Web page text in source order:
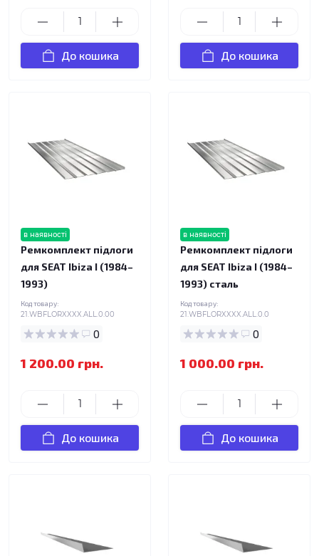
До кошика До кошика
в наявності
Ремкомплект підлоги
для SEAT Ibiza I (1984–
1993)
Код товару:
21.WBFLORXXXX.ALL.0.00
0
1 200.00 грн.
До кошика
в наявності
Ремкомплект підлоги
для SEAT Ibiza I (1984–
1993) сталь
Код товару:
21.WBFLORXXXX.ALL.0.0
0
1 000.00 грн.
До кошика